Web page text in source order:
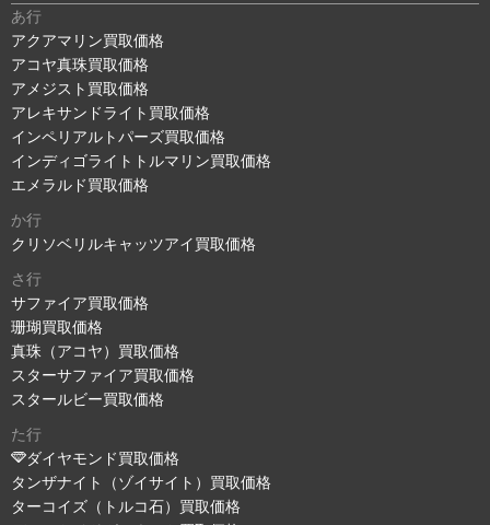
あ行
アクアマリン買取価格
アコヤ真珠買取価格
アメジスト買取価格
アレキサンドライト買取価格
インペリアルトパーズ買取価格
インディゴライトトルマリン買取価格
エメラルド買取価格
か行
クリソベリルキャッツアイ買取価格
さ行
サファイア買取価格
珊瑚買取価格
真珠（アコヤ）買取価格
スターサファイア買取価格
スタールビー買取価格
た行
ダイヤモンド買取価格
タンザナイト（ゾイサイト）買取価格
ターコイズ（トルコ石）買取価格